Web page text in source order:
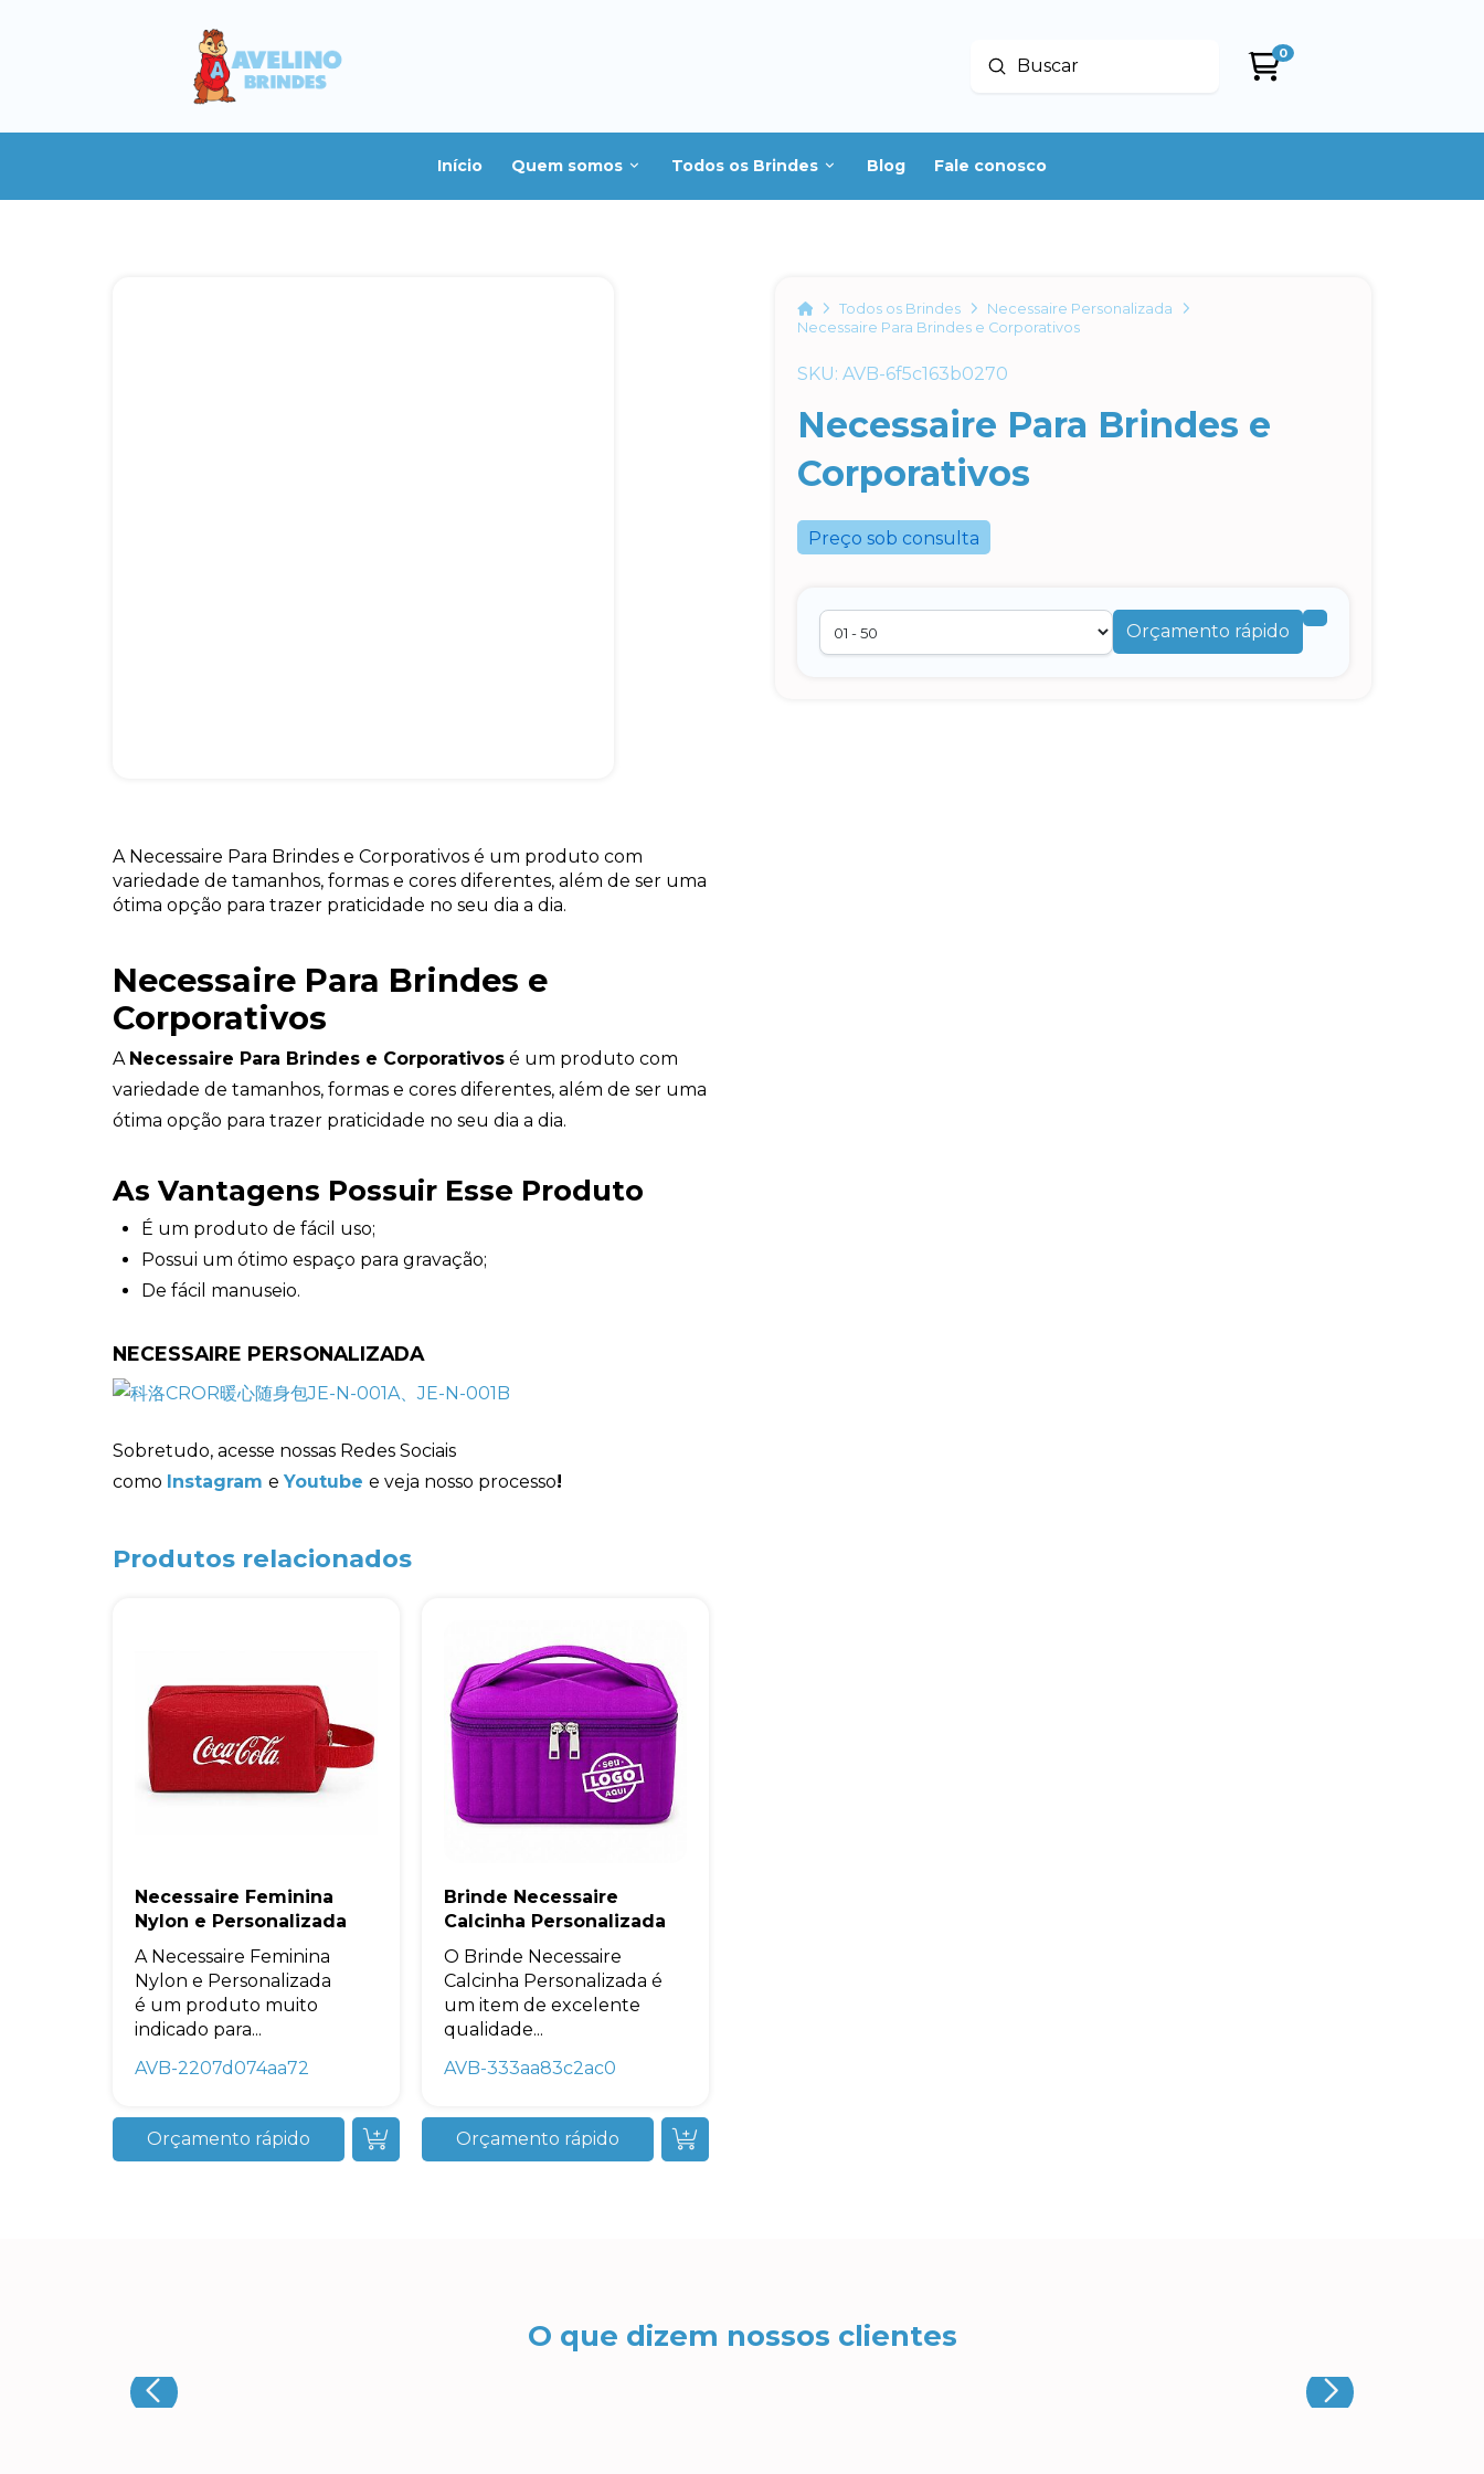
Buscar
Enviar
0
Início Quem somos Todos os Brindes Blog Fale conosco
HomeTodos os Brindes
Necessaire Personalizada
Necessaire Para Brindes e Corporativos
SKU: AVB-6f5c163b0270
Necessaire Para Brindes e
Corporativos
Preço sob consulta
Orçamento rápido
A Necessaire Para Brindes e Corporativos é um produto com
variedade de tamanhos, formas e cores diferentes, além de ser uma
ótima opção para trazer praticidade no seu dia a dia.
Necessaire Para Brindes e
Corporativos
A Necessaire Para Brindes e Corporativos é um produto com
variedade de tamanhos, formas e cores diferentes, além de ser uma
ótima opção para trazer praticidade no seu dia a dia.
As Vantagens Possuir Esse Produto
É um produto de fácil uso;
Possui um ótimo espaço para gravação;
De fácil manuseio.
NECESSAIRE PERSONALIZADA
Sobretudo, acesse nossas Redes Sociais
como Instagram e Youtube e veja nosso processo!
Produtos relacionados
Necessaire Feminina
Nylon e Personalizada
A Necessaire Feminina
Nylon e Personalizada
é um produto muito
indicado para...
AVB-2207d074aa72
Orçamento rápido
Brinde Necessaire
Calcinha Personalizada
O Brinde Necessaire
Calcinha Personalizada é
um item de excelente
qualidade...
AVB-333aa83c2ac0
Orçamento rápido
O que dizem nossos clientes
online
+55
A nossa empresa está comprometida a proteger e respeitar sua
privacidade, utilizaremos seus dados apenas para fins de
marketing. Você pode alterar suas preferências a qualquer
Iniciar conversa